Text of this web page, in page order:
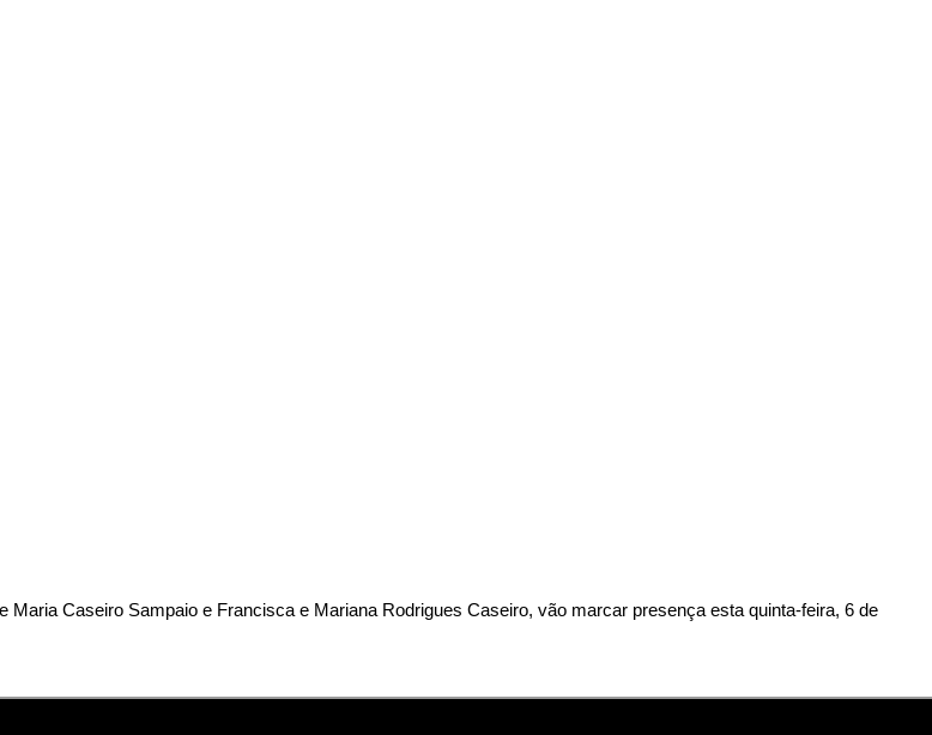
Maria Caseiro Sampaio e Francisca e Mariana Rodrigues Caseiro, vão marcar presença esta quinta-feira, 6 de